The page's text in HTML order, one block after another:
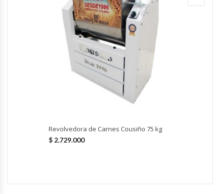
Hornos Cocción Acelerada
Hornos Turbos / Convectores
Revolvedora de Carnes Cousiño 75 kg
$ 2.729.000